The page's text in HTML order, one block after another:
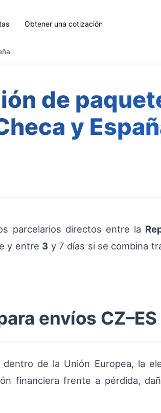
Obtener una cotización
de
y
parcelarios directos entre la
y entre 3 y 7 días si se combina
envíos CZ–ES
de la Unión Europea, la
financiera frente a pérdida,